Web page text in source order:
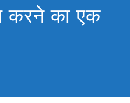
करने का एक